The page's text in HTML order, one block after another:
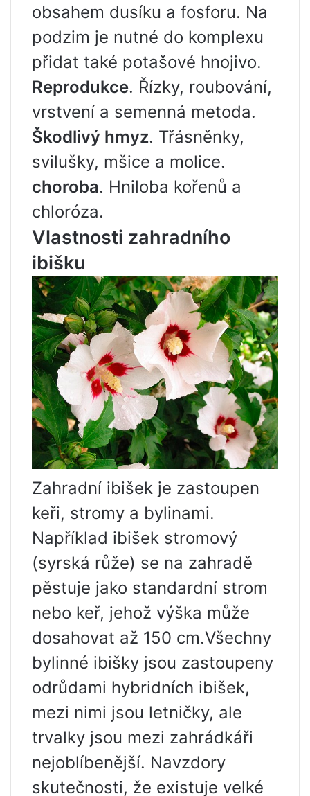
obsahem dusíku a fosforu. Na
podzim je nutné do komplexu
přidat také potašové hnojivo.
Reprodukce. Řízky, roubování,
vrstvení a semenná metoda.
Škodlivý hmyz. Třásněnky,
svilušky, mšice a molice.
choroba. Hniloba kořenů a
chloróza.
Vlastnosti zahradního
ibišku
Zahradní ibišek je zastoupen
keři, stromy a bylinami.
Například ibišek stromový
(syrská růže) se na zahradě
pěstuje jako standardní strom
nebo keř, jehož výška může
dosahovat až 150 cm.Všechny
bylinné ibišky jsou zastoupeny
odrůdami hybridních ibišek,
mezi nimi jsou letničky, ale
trvalky jsou mezi zahrádkáři
nejoblíbenější. Navzdory
skutečnosti, že existuje velké